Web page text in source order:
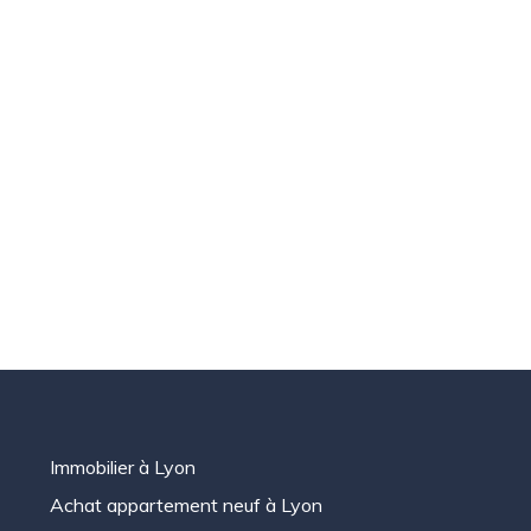
Immobilier à Lyon
Achat appartement neuf à Lyon